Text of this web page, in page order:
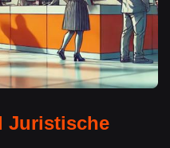
Juristische